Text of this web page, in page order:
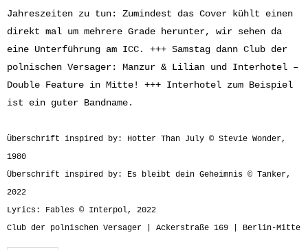
Jahreszeiten zu tun: Zumindest das Cover kühlt einen
direkt mal um mehrere Grade herunter, wir sehen da
eine Unterführung am ICC. +++ Samstag dann Club der
polnischen Versager: Manzur & Lilian und Interhotel –
Double Feature in Mitte! +++ Interhotel zum Beispiel
ist ein guter Bandname.
Überschrift inspired by: Hotter Than July © Stevie Wonder,
1980
Überschrift inspired by: Es bleibt dein Geheimnis © Tanker,
2022
Lyrics: Fables © Interpol, 2022
Club der polnischen Versager | Ackerstraße 169 | Berlin-Mitte